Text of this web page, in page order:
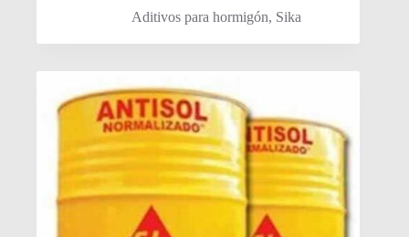
Aditivos para hormigón, Sika